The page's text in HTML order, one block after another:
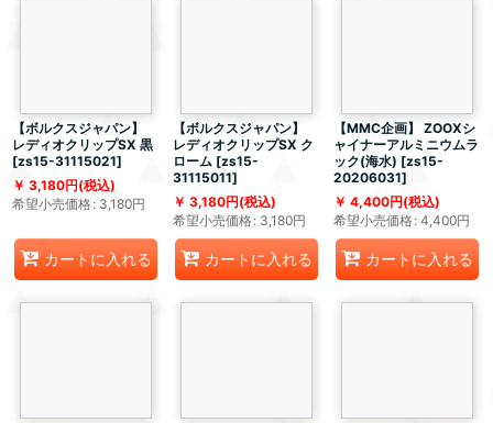
【ボルクスジャパン】
レディオクリップSX 黒
[zs15-31115021]
3,180円(税込)
希望小売価格: 3,180円
カートに入れる
【ボルクスジャパン】
レディオクリップSX ク
ローム [zs15-
31115011]
3,180円(税込)
希望小売価格: 3,180円
カートに入れる
【MMC企画】 ZOOXシ
ャイナーアルミニウムラ
ック(海水) [zs15-
20206031]
4,400円(税込)
希望小売価格: 4,400円
カートに入れる